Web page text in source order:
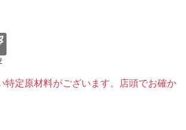
特定原材料がございます。店頭でお確か